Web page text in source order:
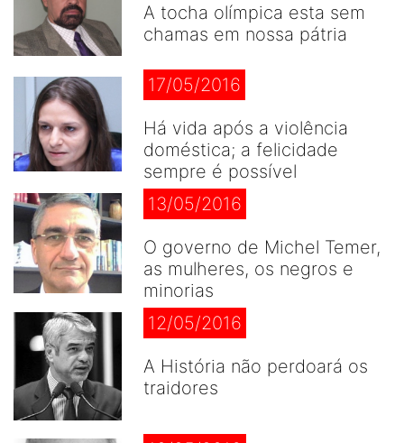
A tocha olímpica esta sem
chamas em nossa pátria
17/05/2016
Há vida após a violência
doméstica; a felicidade
sempre é possível
13/05/2016
O governo de Michel Temer,
as mulheres, os negros e
minorias
12/05/2016
A História não perdoará os
traidores